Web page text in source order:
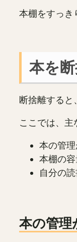
本棚をすっき
本を
断捨離すると
ここでは、主
本の管
本棚の
自分の
本の管理